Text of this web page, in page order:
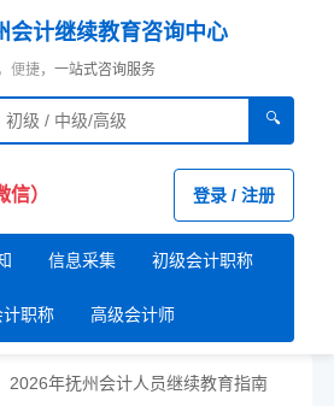
会计继续教育咨询中心
便捷，一站式咨询服务
🔍
） 登录 / 注册
信息采集 初级会计职称
计职称 高级会计师
2026年抚州会计人员继续教育指南